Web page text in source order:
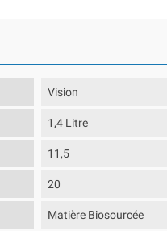
Vision
1,4 Litre
11,5
20
Matière Biosourcée